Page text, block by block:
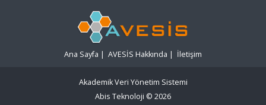
Ana Sayfa | AVESİS Hakkında | İletişim
Akademik Veri Yönetim Sistemi
Abis Teknoloji © 2026